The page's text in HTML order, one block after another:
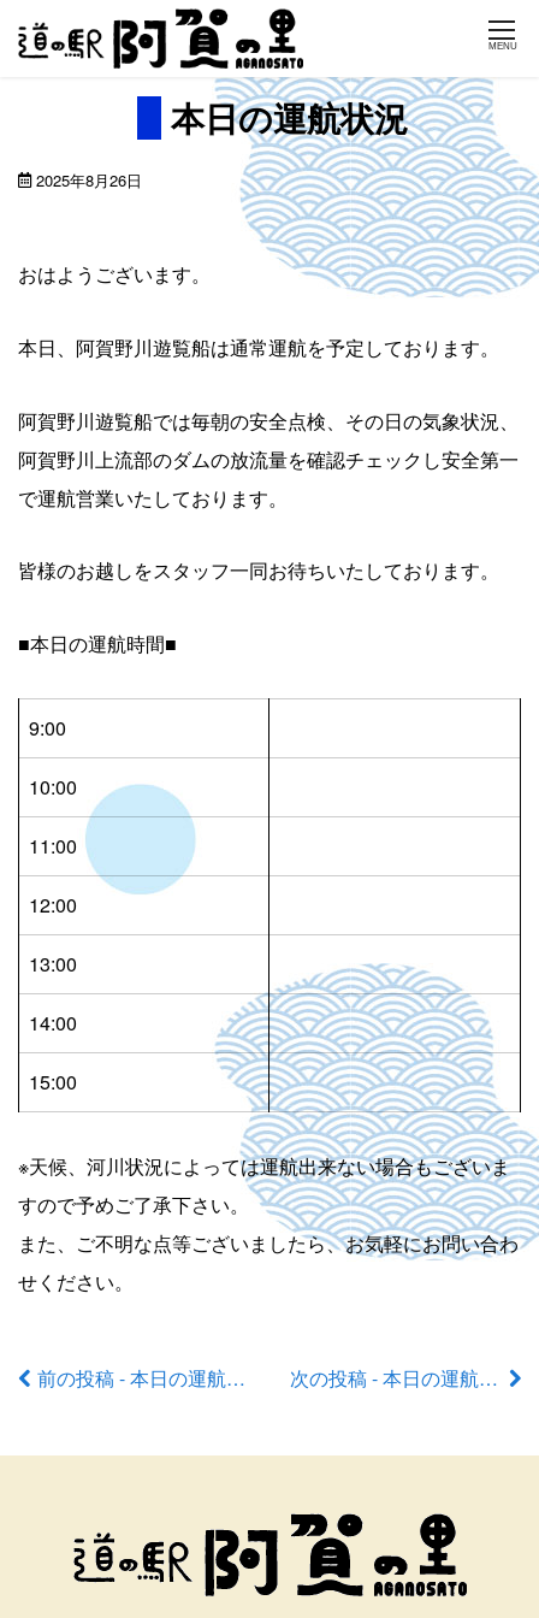
Skip
MENU
本日の運航状況
2025年8月26日
おはようございます。
本日、阿賀野川遊覧船は通常運航を予定しております。
阿賀野川遊覧船では毎朝の安全点検、その日の気象状況、
阿賀野川上流部のダムの放流量を確認チェックし安全第一
で運航営業いたしております。
皆様のお越しをスタッフ一同お待ちいたしております。
■本日の運航時間■
9:00
10:00
11:00
12:00
13:00
14:00
15:00
※天候、河川状況によっては運航出来ない場合もございま
すので予めご了承下さい。
また、ご不明な点等ございましたら、お気軽にお問い合わ
せください。
前前の投稿 - 本日の運航状況 次の投稿 - 本日の運航状況